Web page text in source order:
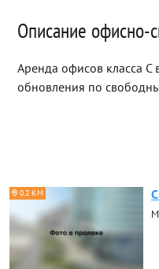
Описание офисно-
Аренда офисов класса
обновления по
0.2 КМ